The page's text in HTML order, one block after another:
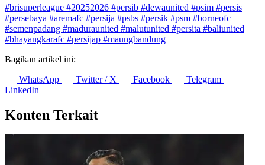
#brisuperleague #20252026 #persib #dewaunited #psim #persis
#persebaya #aremafc #persija #psbs #persik #psm #borneofc
#semenpadang #maduraunited #malutunited #persita #baliunited
#bhayangkarafc #persijap #maungbandung
Bagikan artikel ini:
WhatsApp
Twitter / X Facebook
Telegram
LinkedIn
Konten Terkait